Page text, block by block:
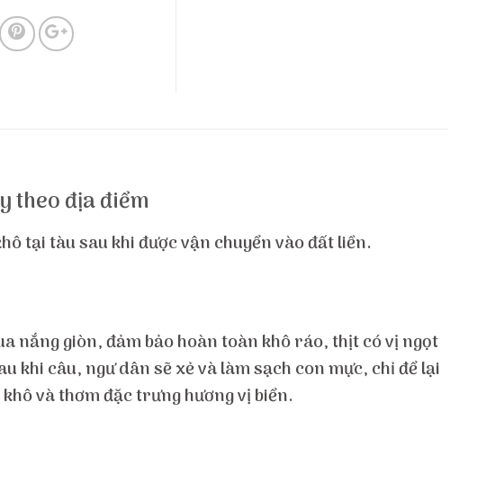
theo địa điểm
tại tàu sau khi được vận chuyển vào đất liền.
nắng giòn, đảm bảo hoàn toàn khô ráo, thịt có vị ngọt
khi câu, ngư dân sẽ xẻ và làm sạch con mực, chỉ để lại
và thơm đặc trưng hương vị biển.